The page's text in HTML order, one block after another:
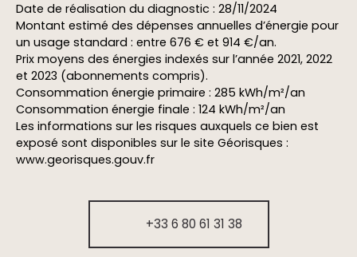
Date de réalisation du diagnostic : 28/11/2024
Montant estimé des dépenses annuelles d’énergie pour
un usage standard : entre 676 € et 914 €/an.
Prix moyens des énergies indexés sur l’année 2021, 2022
et 2023 (abonnements compris).
Consommation énergie primaire : 285 kWh/m²/an
Consommation énergie finale : 124 kWh/m²/an
Les informations sur les risques auxquels ce bien est
exposé sont disponibles sur le site Géorisques :
www.georisques.gouv.fr
+33 6 80 61 31 38